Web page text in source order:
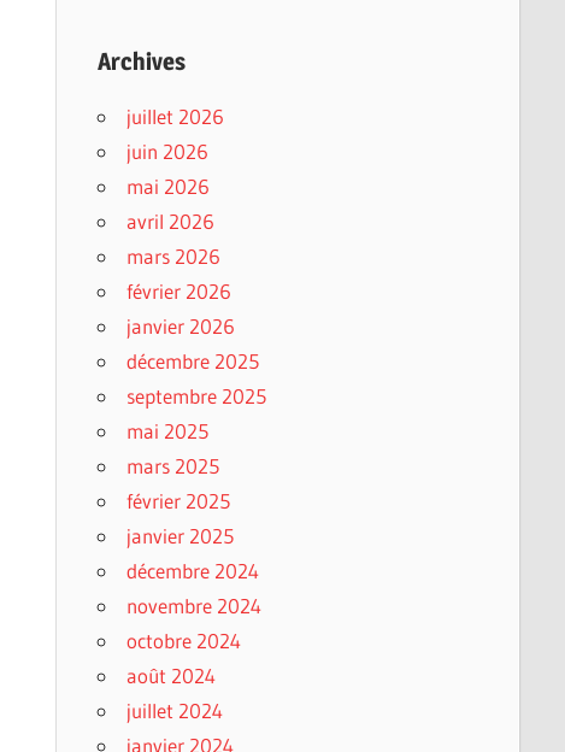
Archives
juillet 2026
juin 2026
mai 2026
avril 2026
mars 2026
février 2026
janvier 2026
décembre 2025
septembre 2025
mai 2025
mars 2025
février 2025
janvier 2025
décembre 2024
novembre 2024
octobre 2024
août 2024
juillet 2024
janvier 2024